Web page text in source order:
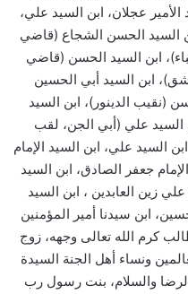
عجلان، ابن السيد علي،
السيد الحسن الشجاع (قاضي
ابن السيد الحسن (قاضي
ابن السيد أبي الحسين
(نقيب الدينور)، ابن السيد
السيد علي (أبي الجن، لقب
السيد علي، ابن السيد الإمام
جعفر الصادق، ابن السيد
علي زين العابدين ، ابن السيد
ابن سيدنا أمير المؤمنين
كرم الله تعالى وجهه، زوج
ونساء أهل الجنة السيدة
الرضا والسلام، بنت رسول رب